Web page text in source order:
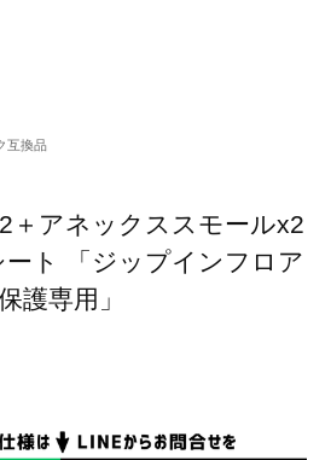
互換品
＋アネックススモールx2
ト 「ジップインフロア
護専用」